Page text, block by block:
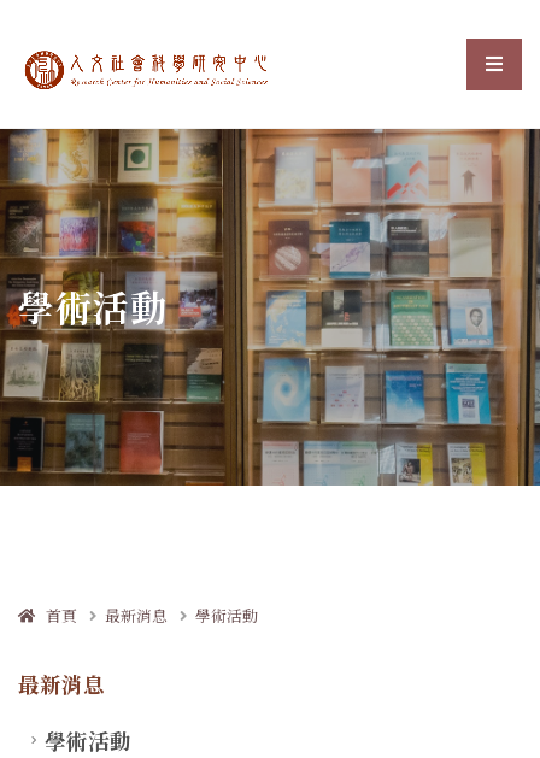
中央研究院人文社會科選
:::
學術活動
首頁 最新消息 學術活動
最新消息
學術活動